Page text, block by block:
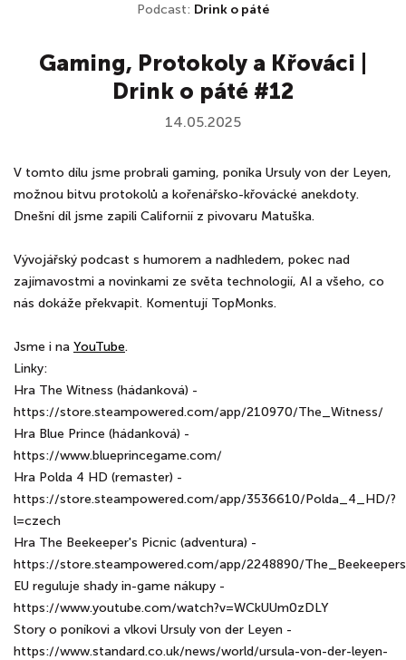
Podcast: Drink o páté
Gaming, Protokoly a Křováci |
Drink o páté #12
14.05.2025
V tomto dílu jsme probrali gaming, poníka Ursuly von der Leyen,
možnou bitvu protokolů a kořenářsko-křovácké anekdoty.
Dnešní díl jsme zapili Californií z pivovaru Matuška.
Vývojářský podcast s humorem a nadhledem, pokec nad
zajímavostmi a novinkami ze světa technologií, AI a všeho, co
nás dokáže překvapit. Komentují TopMonks.
Jsme i na ⁠⁠⁠YouTube⁠⁠⁠⁠.
Linky:
Hra The Witness (hádanková) -
https://store.steampowered.com/app/210970/The_Witness/
Hra Blue Prince (hádanková) -
https://www.blueprincegame.com/
Hra Polda 4 HD (remaster) -
https://store.steampowered.com/app/3536610/Polda_4_HD/?
l=czech
Hra The Beekeeper's Picnic (adventura) -
https://store.steampowered.com/app/2248890/
EU reguluje shady in-game nákupy -
https://www.youtube.com/watch?v=WCkUUm0zDLY
Story o poníkovi a vlkovi Ursuly von der Leyen -
https://www.standard.co.uk/news/world/ursula-von-der-leyen-